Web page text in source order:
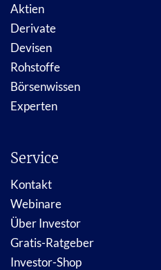
Aktien
Derivate
Devisen
Rohstoffe
Börsenwissen
Experten
Service
Kontakt
Webinare
Über Investor
Gratis-Ratgeber
Investor-Shop